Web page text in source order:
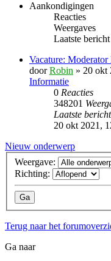
Aankondigingen
Reacties
Weergaves
Laatste bericht
Vacature:
doorRobin » 20 okt
Informatie
0 Reacties
348201
Laatste bericht
20 okt 2021,
Nieuw onderwerp
Weergave:
Richting:
Terug naar het
Ga naar